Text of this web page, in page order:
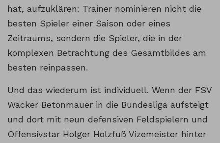
hat, aufzuklären: Trainer nominieren nicht die
besten Spieler einer Saison oder eines
Zeitraums, sondern die Spieler, die in der
komplexen Betrachtung des Gesamtbildes am
besten reinpassen.
Und das wiederum ist individuell. Wenn der FSV
Wacker Betonmauer in die Bundesliga aufsteigt
und dort mit neun defensiven Feldspielern und
Offensivstar Holger Holzfuß Vizemeister hinter